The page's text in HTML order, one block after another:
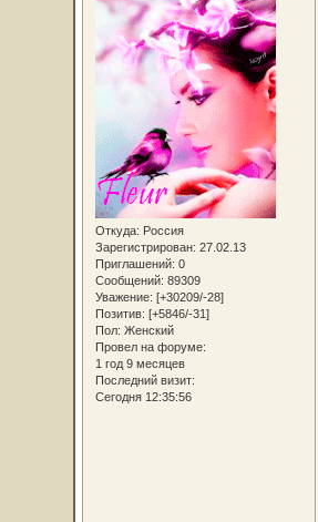
Откуда: Россия
Зарегистрирован: 27.02.13
Приглашений: 0
Сообщений: 89309
Уважение: [+30209/-28]
Позитив: [+5846/-31]
Пол: Женский
Провел на форуме:
1 год 9 месяцев
Последний визит:
Сегодня 12:35:56